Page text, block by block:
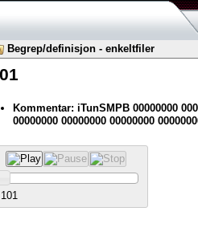
Begrep/definisjon - enkeltfiler
Kommentar: iTunSMPB 00000000
00000000 00000000 00000000
101